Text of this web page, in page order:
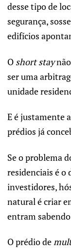
desse tipo de
segurança,
edifícios
O short stay
ser uma
unidade
E é justamente
prédios já
Se o problema
residenciais é o
investidores,
natural é criar
entram
O prédio de